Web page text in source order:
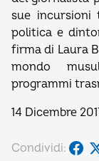
sue incursioni
politica e
firma di Laura
mondo
programmi
14 Dicembre
Condividi: